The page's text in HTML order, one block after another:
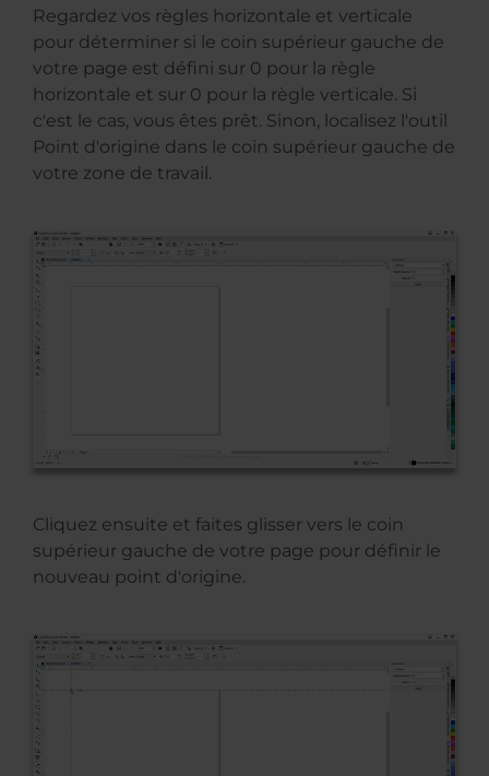
Regardez vos règles horizontale et verticale
pour déterminer si le coin supérieur gauche de
votre page est défini sur 0 pour la règle
horizontale et sur 0 pour la règle verticale. Si
c'est le cas, vous êtes prêt. Sinon, localisez l'outil
Point d'origine dans le coin supérieur gauche de
votre zone de travail.
Cliquez ensuite et faites glisser vers le coin
supérieur gauche de votre page pour définir le
nouveau point d'origine.